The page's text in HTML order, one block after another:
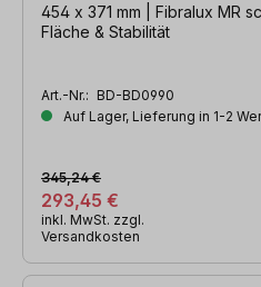
454 x 371 mm | Fibralux MR
Fläche & Stabilität
Art.-Nr.: BD-BD0990
Auf Lager, Lieferung in 1-2
293,45 €
345,24 €
inkl. MwSt. zzgl.
Versandkosten